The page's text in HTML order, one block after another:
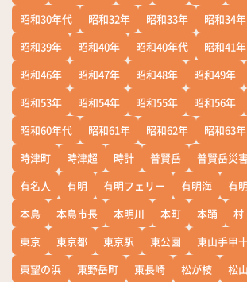
昭和30年代
昭和32年 昭和33年 昭和34年
昭和39年
昭和40年 昭和40年代 昭和41年
昭和46年
昭和47年 昭和48年 昭和49年
昭和53年
昭和54年 昭和55年 昭和56年
昭和60年代
昭和61年 昭和62年 昭和63年
時津町
時津超 時計 普賢岳 普賢岳災
有名人
有明 有明フェリー 有明海 有
本島
本島市長 本明川 本町 本踊 村
東京
東京都 東京駅 東公園 東山手甲
東望の浜
東野岳町 東長崎 松が枝 松山